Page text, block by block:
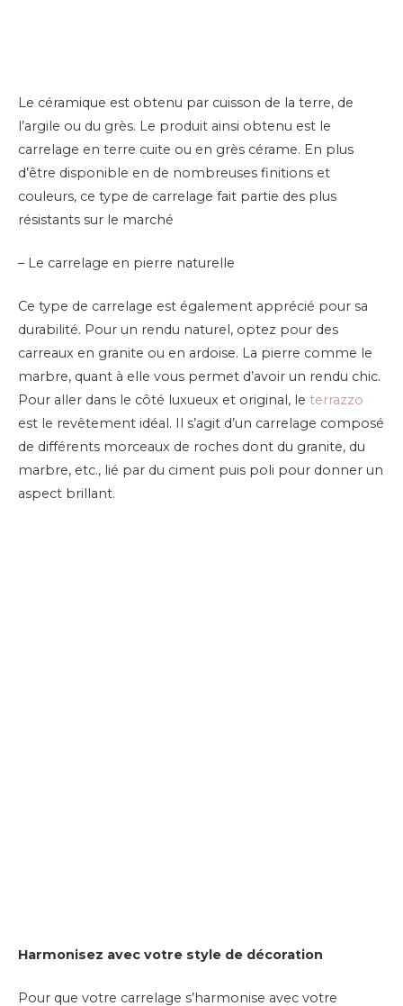
Le céramique est obtenu par cuisson de la terre, de
l’argile ou du grès. Le produit ainsi obtenu est le
carrelage en terre cuite ou en grès cérame. En plus
d’être disponible en de nombreuses finitions et
couleurs, ce type de carrelage fait partie des plus
résistants sur le marché
– Le carrelage en pierre naturelle
Ce type de carrelage est également apprécié pour sa
durabilité. Pour un rendu naturel, optez pour des
carreaux en granite ou en ardoise. La pierre comme le
marbre, quant à elle vous permet d’avoir un rendu chic.
Pour aller dans le côté luxueux et original, le terrazzo
est le revêtement idéal. Il s’agit d’un carrelage composé
de différents morceaux de roches dont du granite, du
marbre, etc., lié par du ciment puis poli pour donner un
aspect brillant.
Harmonisez avec votre style de décoration
Pour que votre carrelage s’harmonise avec votre